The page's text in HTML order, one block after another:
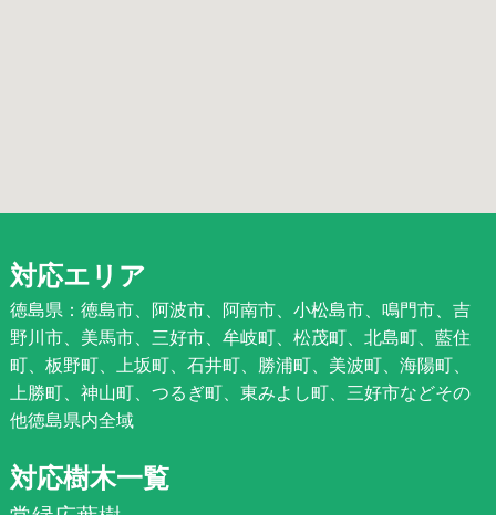
対応エリア
徳島県：徳島市、阿波市、阿南市、小松島市、鳴門市、吉
野川市、美馬市、三好市、牟岐町、松茂町、北島町、藍住
町、板野町、上坂町、石井町、勝浦町、美波町、海陽町、
上勝町、神山町、つるぎ町、東みよし町、三好市などその
他徳島県内全域
対応樹木一覧